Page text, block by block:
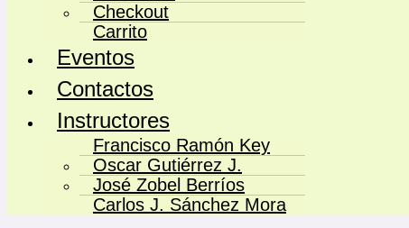
Checkout
Carrito
Eventos
Contactos
Instructores
Francisco Ramón Key
Oscar Gutiérrez J.
José Zobel Berríos
Carlos J. Sánchez Mora